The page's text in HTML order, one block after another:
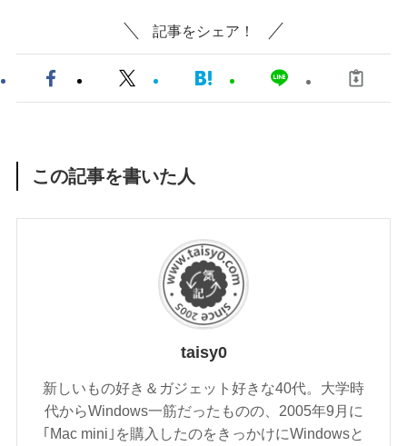
記事をシェア！
この記事を書いた人
taisy0
新しいもの好き＆ガジェット好きな40代。大学時
代からWindows一筋だったものの、2005年9月に
｢Mac mini｣を購入したのをきっかけにWindowsと